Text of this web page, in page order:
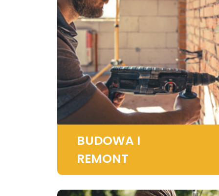
BUDOWA I
REMONT